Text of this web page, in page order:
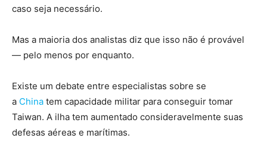
caso seja necessário.
Mas a maioria dos analistas diz que isso não é provável
— pelo menos por enquanto.
Existe um debate entre especialistas sobre se
a China tem capacidade militar para conseguir tomar
Taiwan. A ilha tem aumentado consideravelmente suas
defesas aéreas e marítimas.